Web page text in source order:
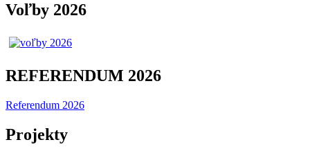
Voľby 2026
REFERENDUM 2026
Referendum 2026
Projekty